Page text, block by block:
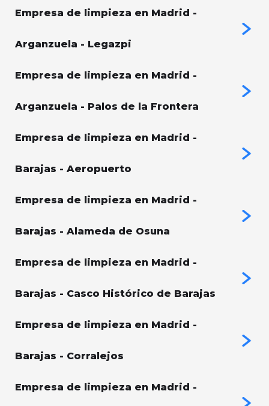
Empresa de limpieza en Madrid -
Arganzuela - Legazpi
Empresa de limpieza en Madrid -
Arganzuela - Palos de la Frontera
Empresa de limpieza en Madrid -
Barajas - Aeropuerto
Empresa de limpieza en Madrid -
Barajas - Alameda de Osuna
Empresa de limpieza en Madrid -
Barajas - Casco Histórico de Barajas
Empresa de limpieza en Madrid -
Barajas - Corralejos
Empresa de limpieza en Madrid -